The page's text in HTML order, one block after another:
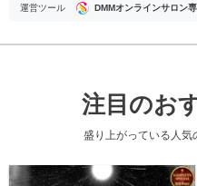
運営ツール DMMオンラインサロン
注目のお
盛り上がっている人気